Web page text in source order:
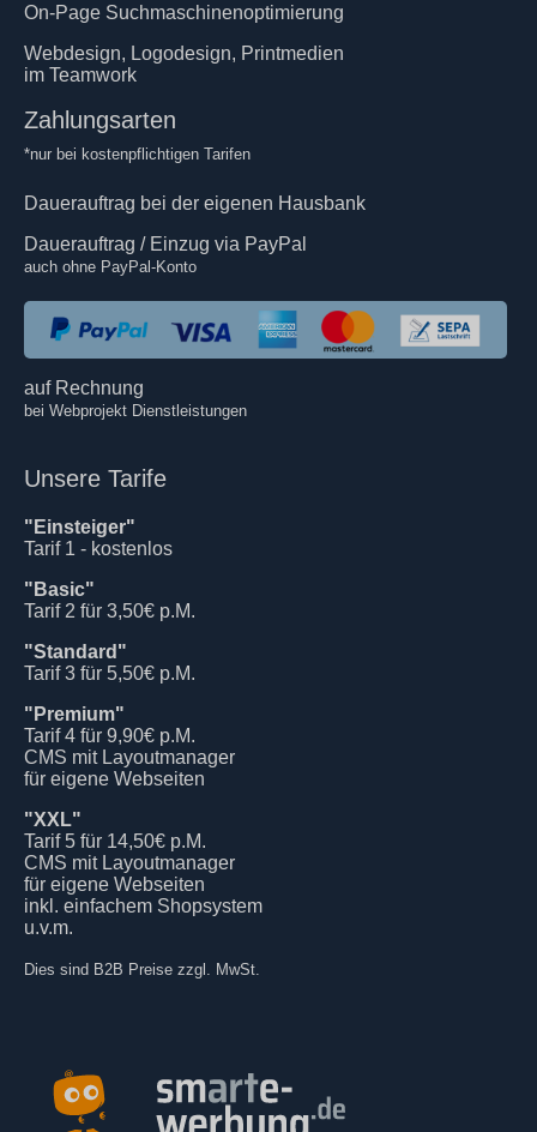
On-Page Suchmaschinenoptimierung
Webdesign, Logodesign, Printmedien
im Teamwork
Zahlungsarten
*nur bei kostenpflichtigen Tarifen
Dauerauftrag bei der eigenen Hausbank
Dauerauftrag / Einzug via PayPal
auch ohne PayPal-Konto
auf Rechnung
bei Webprojekt Dienstleistungen
Unsere Tarife
"Einsteiger"
Tarif 1 - kostenlos
"Basic"
Tarif 2 für 3,50€ p.M.
"Standard"
Tarif 3 für 5,50€ p.M.
"Premium"
Tarif 4 für 9,90€ p.M.
CMS mit Layoutmanager
für eigene Webseiten
"XXL"
Tarif 5 für 14,50€ p.M.
CMS mit Layoutmanager
für eigene Webseiten
inkl. einfachem Shopsystem
u.v.m.
Dies sind B2B Preise zzgl. MwSt.